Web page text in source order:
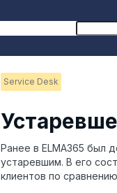
Service Desk
Ранее в ELMA365 был
устаревшим. В его
клиентов по